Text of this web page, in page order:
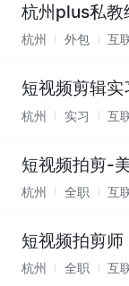
杭州plus私教
杭州 外包 互
短视频剪辑实
杭州 实习 互
短视频拍剪-
杭州 全职 互
短视频拍剪师
杭州 全职 互